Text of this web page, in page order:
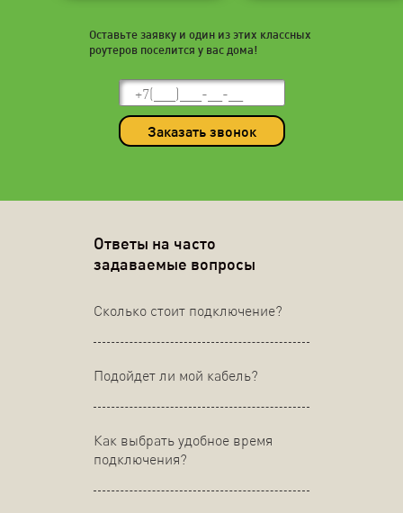
Оставьте заявку и один из этих классных
роутеров поселится у вас дома!
Заказать звонок
Ответы на часто
задаваемые вопросы
Сколько стоит подключение?
Подойдет ли мой кабель?
Как выбрать удобное время
подключения?